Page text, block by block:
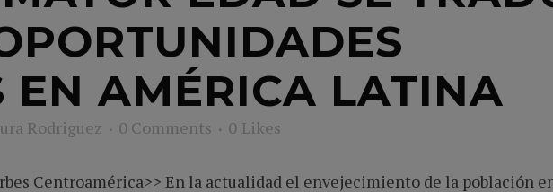
EN AMÉRICA LATINA
Rodriguez 0 Comments 0 Likes
Centroamérica>> En la actualidad el envejecimiento de la población